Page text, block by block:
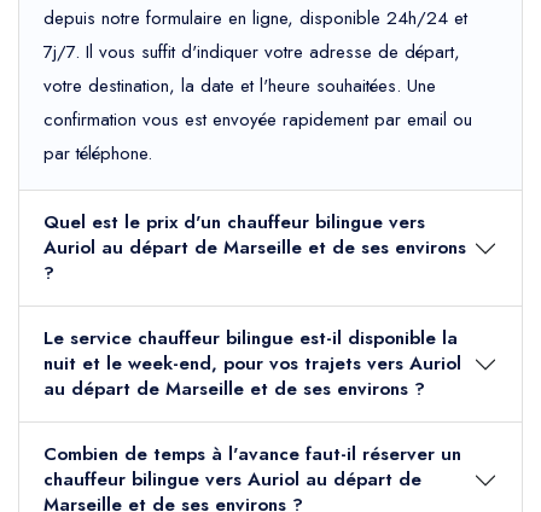
depuis notre formulaire en ligne, disponible 24h/24 et
7j/7. Il vous suffit d'indiquer votre adresse de départ,
votre destination, la date et l'heure souhaitées. Une
confirmation vous est envoyée rapidement par email ou
par téléphone.
Quel est le prix d'un chauffeur bilingue vers
Auriol au départ de Marseille et de ses environs
?
Le service chauffeur bilingue est-il disponible la
nuit et le week-end, pour vos trajets vers Auriol
au départ de Marseille et de ses environs ?
Combien de temps à l'avance faut-il réserver un
chauffeur bilingue vers Auriol au départ de
Marseille et de ses environs ?